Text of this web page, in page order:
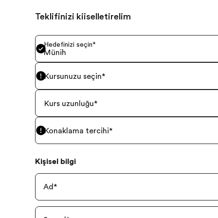
Teklifinizi kişiselleştirelim
Hedefinizi seçin*
Münih
Kursunuzu seçin*
Kurs uzunluğu*
Konaklama tercihi*
Kişisel bilgi
Ad*